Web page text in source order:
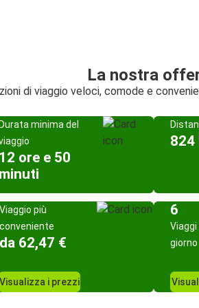
La nostra
di viaggio veloci, comode e
minima del
ore e 50
824
Viaggio più
conveniente
da 62,47 €
Visualizza i prezzi
6
giorno